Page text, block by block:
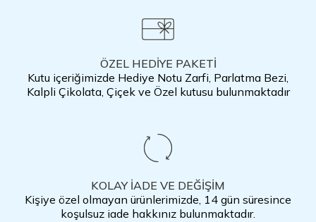
ÖZEL HEDİYE PAKETİ
Kutu içeriğimizde Hediye Notu Zarfi, Parlatma Bezi,
Kalpli Çikolata, Çiçek ve Özel kutusu bulunmaktadır
KOLAY İADE VE DEĞİŞİM
Kişiye özel olmayan ürünlerimizde, 14 gün süresince
koşulsuz iade hakkınız bulunmaktadır.